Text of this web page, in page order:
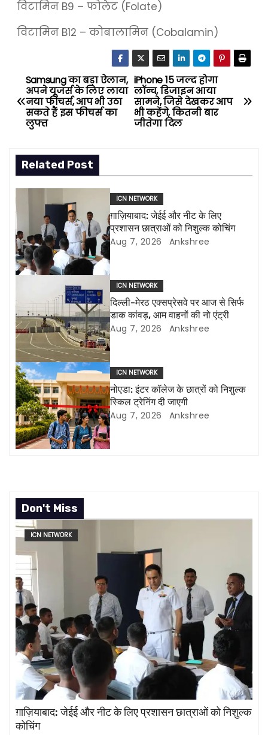
विटामिन B9 – फोलेट (Folate)
विटामिन B12 – कोबालामिन (Cobalamin)
P
o
t
n
a
v
i
a
t
i
o
n
iPhone 15 जल्द होगा
लॉन्च, डिजाइन आया
सामने, जिसे देखकर आप
भी कहेंगे, कितनी बार
जीतेगा दिल
Samsung का बड़ा ऐलान,
अपने यूजर्स के लिए लाया
नया फीचर्स, आप भी उठा
सकते हैं इस फीचर्स का
लुफ्त
Related Post
ICN NETWORK
ग़ाज़ियाबाद: जेईई और नीट के लिए
प्रशासन छात्राओं को निशुल्क कोचिंग
Aug 7, 2026 Ankshree
ICN NETWORK
दिल्ली-मेरठ एक्सप्रेसवे पर आज से सिर्फ
डाक कांवड़, आम वाहनों की नो एंट्री
Aug 7, 2026 Ankshree
ICN NETWORK
नोएडा: इंटर कॉलेज के छात्रों को निशुल्क
स्किल ट्रेनिंग दी जाएगी
Aug 7, 2026 Ankshree
Don't Miss
ICN NETWORK
ग़ाज़ियाबाद: जेईई और नीट के लिए प्रशासन छात्राओं को निशुल्क
कोचिंग